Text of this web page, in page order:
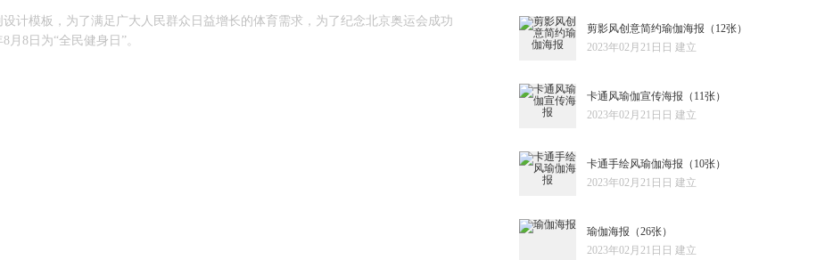
计模板，为了满足广大人民群众日益增长的体育需求，为了纪念北京奥运会成功
8日为“全民健身日”。
剪影风创意简约瑜伽海报 （12张）
2023年02月21日日 建立
卡通风瑜伽宣传海报 （11张）
2023年02月21日日 建立
卡通手绘风瑜伽海报 （10张）
2023年02月21日日 建立
瑜伽海报 （26张）
2023年02月21日日 建立